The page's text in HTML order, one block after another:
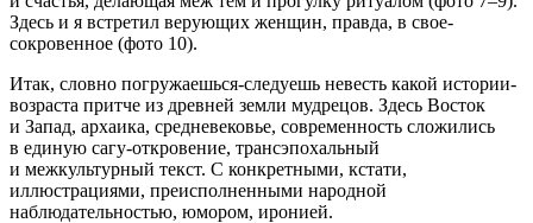
Здесь и я встретил верующих женщин, правда, в свое-
сокровенное (фото 10).
Итак, словно погружаешься-следуешь невесть какой истории-
возраста притче из древней земли мудрецов. Здесь Восток
и Запад, архаика, средневековье, современность сложились
в единую сагу-откровение, трансэпохальный
и межкультурный текст. С конкретными, кстати,
иллюстрациями, преисполненными народной
наблюдательностью, юмором, иронией.